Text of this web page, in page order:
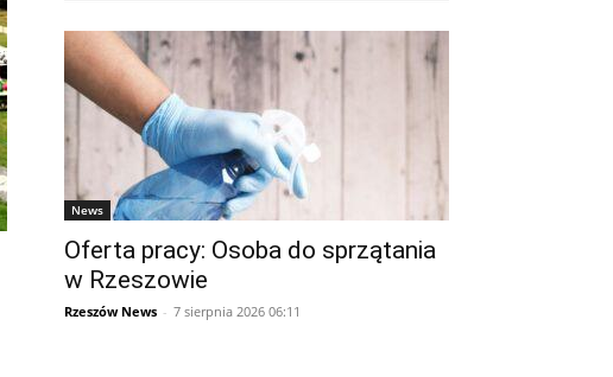
News
Oferta pracy: Osoba do sprzątania
w Rzeszowie
Rzeszów News - 7 sierpnia 2026 06:11